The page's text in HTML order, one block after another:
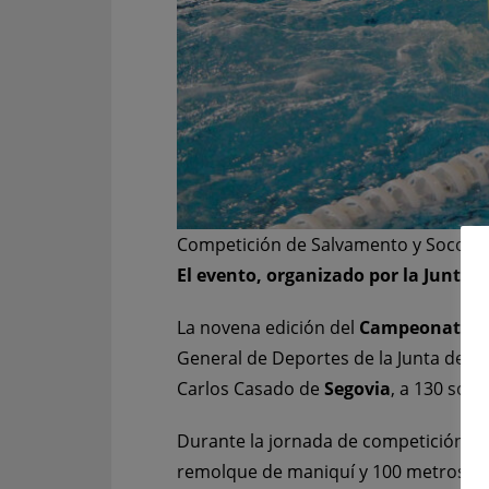
Competición de Salvamento y
El evento, organizado por la Junta
La novena edición del Campeonato
General de Deportes de la Junta de
Carlos Casado de Segovia, a 130
Durante la jornada de competición,
remolque de maniquí y 100 metros